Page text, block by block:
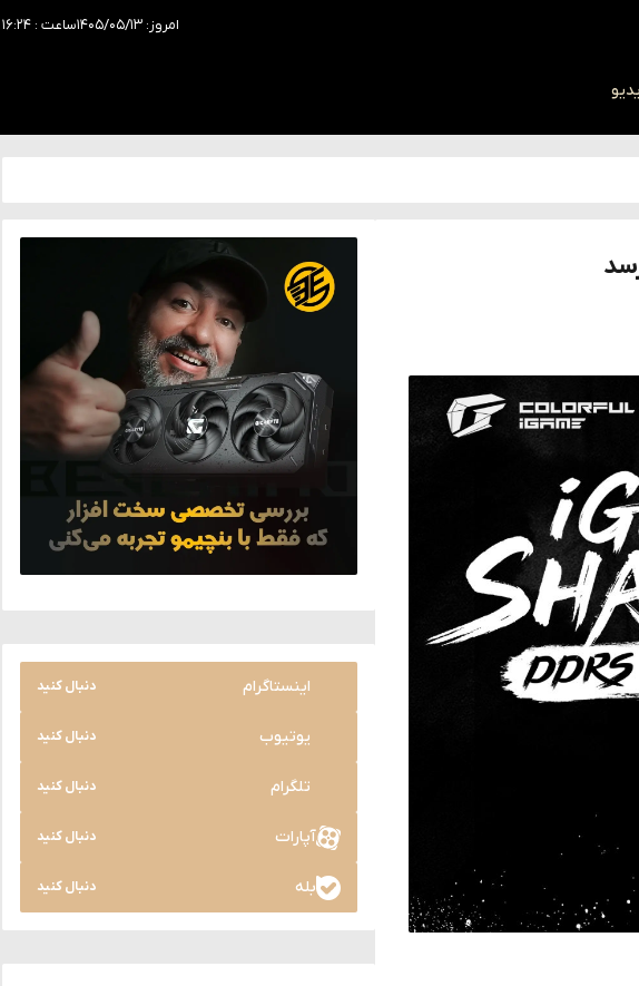
امروز: ۱۴۰۵/۰۵/۱۳ ساعت : ۱۶:۲۴
اینستاگرام دنبال کنید
یوتیوب دنبال کنید
تلگرام دنبال کنید
آپارات دنبال کنید
بله دنبال کنید